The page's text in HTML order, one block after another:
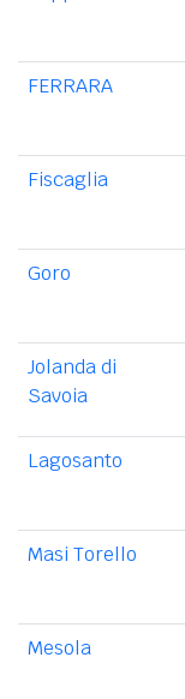
FERRARA
Fiscaglia
Goro
Jolanda di
Savoia
Lagosanto
Masi Torello
Mesola